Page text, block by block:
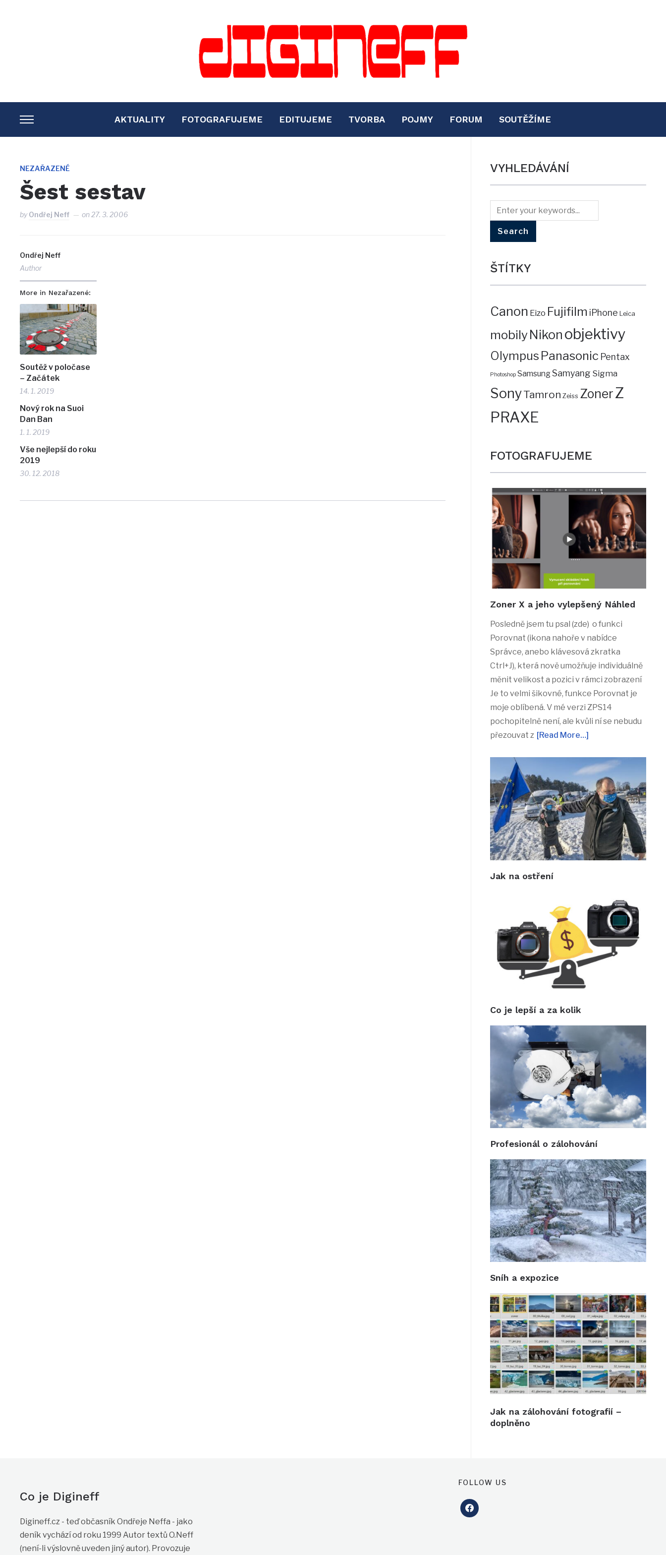
TOGGLE
SIDEBAR
NAVIGATION
AKTUALITY FOTOGRAFUJEME EDITUJEME TVORBA POJMY FORUM SOUTĚŽÍME
NEZAŘAZENÉ
Šest sestav
byOndřej Neff on27. 3. 2006
Ondřej Neff
Author
More in Nezařazené:
Soutěž v poločase
– Začátek
14. 1. 2019
Nový rok na Suoi
Dan Ban
1. 1. 2019
Vše nejlepší do roku
2019
30. 12. 2018
VYHLEDÁVÁNÍ
ŠTÍTKY
Canon Eizo Fujifilm iPhone Leica
mobilyNikon objektivy
Olympus Panasonic Pentax
Photoshop SamsungSamyang Sigma
SonyTamron Zeiss ZonerZ
PRAXE
FOTOGRAFUJEME
Zoner X a jeho vylepšený Náhled
Posledně jsem tu psal (zde) o funkci
Porovnat (ikona nahoře v nabídce
Správce, anebo klávesová zkratka
Ctrl+J), která nově umožňuje individuálně
měnit velikost a pozici v rámci zobrazení
Je to velmi šikovné, funkce Porovnat je
moje oblíbená. V mé verzi ZPS14
pochopitelně není, ale kvůli ní se nebudu
přezouvat z [Read More…]
Jak na ostření
Co je lepší a za kolik
Profesionál o zálohování
Sníh a expozice
Jak na zálohování fotografií –
doplněno
Co je Digineff
Digineff.cz - teď občasník Ondřeje Neffa - jako
deník vychází od roku 1999 Autor textů O.Neff
(není-li výslovně uveden jiný autor). Provozuje
FOLLOW US
facebook